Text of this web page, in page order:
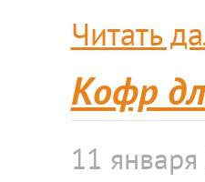
Читать
Кофр
11